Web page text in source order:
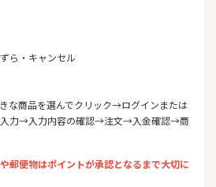
ら・キャンセル
な商品を選んでクリック→ログインまたは
力→入力内容の確認→注文→入金確認→商
郵便物はポイントが承認となるまで大切に